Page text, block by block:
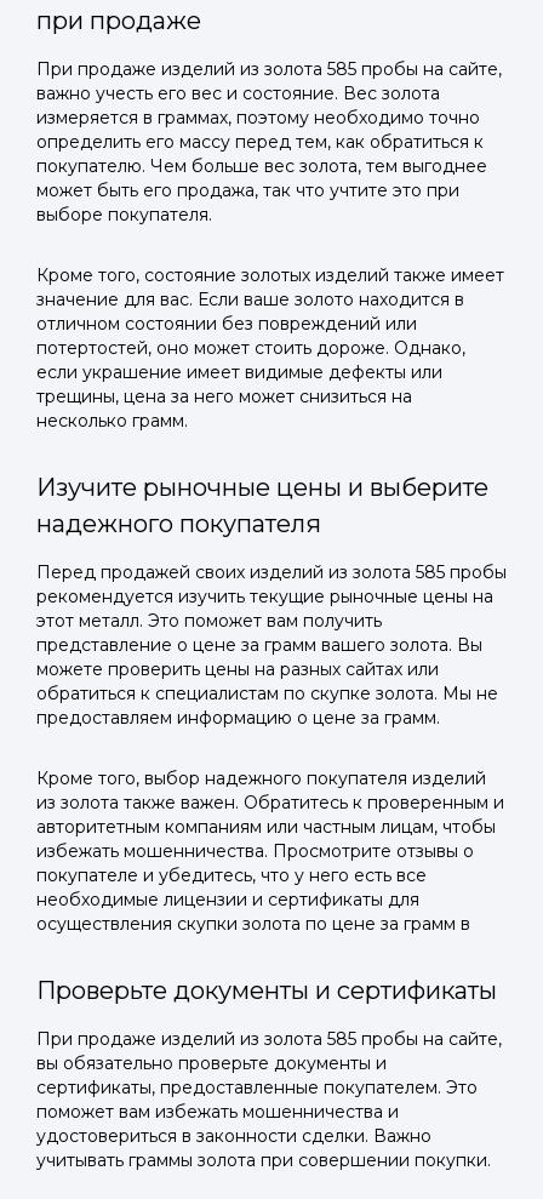
при продаже
При продаже изделий из золота 585 пробы на сайте,
важно учесть его вес и состояние. Вес золота
измеряется в граммах, поэтому необходимо точно
определить его массу перед тем, как обратиться к
покупателю. Чем больше вес золота, тем выгоднее
может быть его продажа, так что учтите это при
выборе покупателя.
Кроме того, состояние золотых изделий также имеет
значение для вас. Если ваше золото находится в
отличном состоянии без повреждений или
потертостей, оно может стоить дороже. Однако,
если украшение имеет видимые дефекты или
трещины, цена за него может снизиться на
несколько грамм.
Изучите рыночные цены и выберите
надежного покупателя
Перед продажей своих изделий из золота 585 пробы
рекомендуется изучить текущие рыночные цены на
этот металл. Это поможет вам получить
представление о цене за грамм вашего золота. Вы
можете проверить цены на разных сайтах или
обратиться к специалистам по скупке золота. Мы не
предоставляем информацию о цене за грамм.
Кроме того, выбор надежного покупателя изделий
из золота также важен. Обратитесь к проверенным и
авторитетным компаниям или частным лицам, чтобы
избежать мошенничества. Просмотрите отзывы о
покупателе и убедитесь, что у него есть все
необходимые лицензии и сертификаты для
осуществления скупки золота по цене за грамм в
Проверьте документы и сертификаты
При продаже изделий из золота 585 пробы на сайте,
вы обязательно проверьте документы и
сертификаты, предоставленные покупателем. Это
поможет вам избежать мошенничества и
удостовериться в законности сделки. Важно
учитывать граммы золота при совершении покупки.